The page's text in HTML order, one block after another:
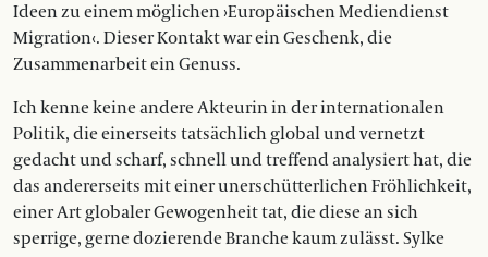
Ideen zu einem möglichen ›Europäischen Mediendienst
Migration‹. Dieser Kontakt war ein Geschenk, die
Zusammenarbeit ein Genuss.
Ich kenne keine andere Akteurin in der internationalen
Politik, die einerseits tatsächlich global und vernetzt
gedacht und scharf, schnell und treffend analysiert hat, die
das andererseits mit einer unerschütterlichen Fröhlichkeit,
einer Art globaler Gewogenheit tat, die diese an sich
sperrige, gerne dozierende Branche kaum zulässt. Sylke